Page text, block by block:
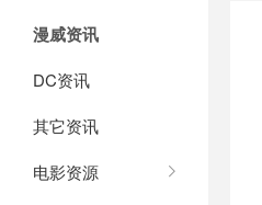
漫威资讯
DC资讯
其它资讯
电影资源